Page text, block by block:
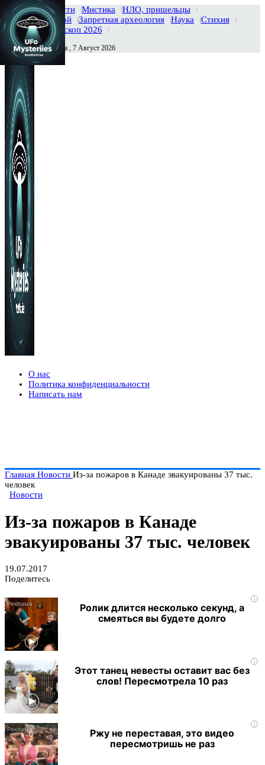
Главная Новости Мистика
НЛО, пришельцы
Тайны вселенной
Запретная археология Наука
Стихия
История
Гороскоп 2026
Сегодня Пятница , 7 Август 2026
О нас
Политика конфиденциальности
Написать нам
Главная Новости Из-за пожаров в Канаде эвакуированы 37 тыс.
человек
Новости
Из-за пожаров в Канаде
эвакуированы 37 тыс. человек
19.07.2017
Поделитесь
i
Ролик длится несколько секунд, а
смеяться вы будете долго
i
Этот танец невесты оставит вас без
слов! Пересмотрела 10 раз
i
Ржу не переставая, это видео
пересмотришь не раз